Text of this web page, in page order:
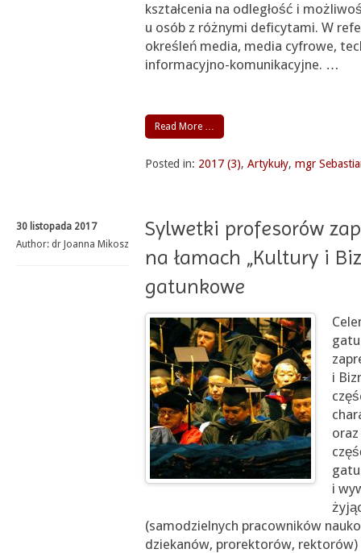
kształcenia na odległość i
u osób z różnymi deficytami. W
określeń media, media cyfrowe,
informacyjno-komunikacyjne. …
Read More …
Posted in: 2017 (3), Artykuły, mgr
30 listopada 2017
Author: dr Joanna Mikosz
Sylwetki profesorów
na łamach „Kultury i
gatunkowe
i
i
(samodzielnych pracowników
dziekanów, prorektorów, rektorów)